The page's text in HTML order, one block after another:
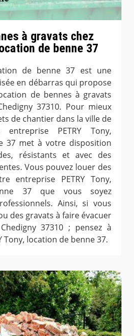
à gravats chez
de benne 37
de benne 37 est une
en débarras qui propose
de bennes à gravats
37310. Pour mieux
de chantier dans la ville de
entreprise PETRY Tony,
37 met à votre disposition
résistants et avec des
Vous pouvez louer des
entreprise PETRY Tony,
37 que vous soyez
Ainsi, si vous
des gravats à faire évacuer
37310 ; pensez à
Tony, location de benne 37.